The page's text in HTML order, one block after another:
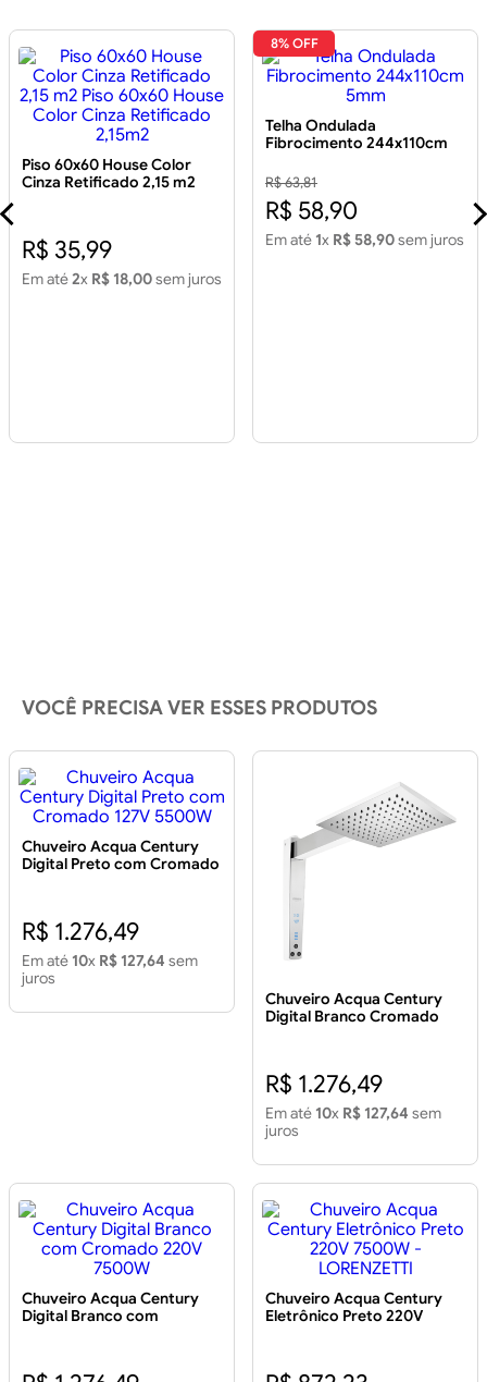
Piso 60x60 House Color
Cinza Retificado 2,15 m2
R$ 35,99
Em até2x R$ 18,00sem juros
8% OFF
Telha Ondulada
Fibrocimento 244x110cm
R$ 63,81
R$ 58,90
Em até 1x R$ 58,90sem juros
VOCÊ PRECISA VER ESSES PRODUTOS
Chuveiro Acqua Century
Digital Preto com Cromado
R$ 1.276,49
Em até 10x R$ 127,64 sem
juros
Chuveiro Acqua Century
Digital Branco Cromado
R$ 1.276,49
Em até 10x R$ 127,64 sem
juros
Chuveiro Acqua Century
Digital Branco com
Chuveiro Acqua Century
Eletrônico Preto 220V